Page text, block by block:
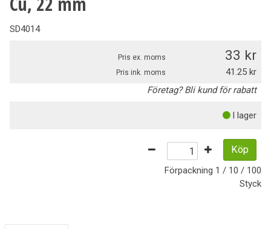
SD4014
Pris ex. moms 33
Pris ink. moms
41.25
Företag? Bli kund för rabatt
I lager
Köp
Förpackning 1 / 10 / 100
Styck